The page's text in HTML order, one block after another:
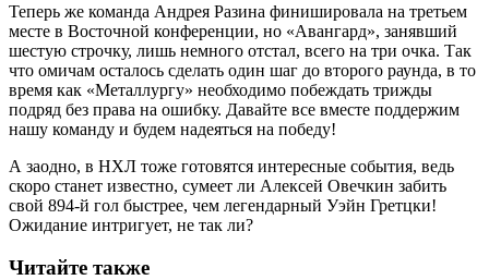
Теперь же команда Андрея Разина финишировала на третьем
месте в Восточной конференции, но «Авангард», занявший
шестую строчку, лишь немного отстал, всего на три очка. Так
что омичам осталось сделать один шаг до второго раунда, в то
время как «Металлургу» необходимо побеждать трижды
подряд без права на ошибку. Давайте все вместе поддержим
нашу команду и будем надеяться на победу!
А заодно, в НХЛ тоже готовятся интересные события, ведь
скоро станет известно, сумеет ли Алексей Овечкин забить
свой 894-й гол быстрее, чем легендарный Уэйн Гретцки!
Ожидание интригует, не так ли?
Читайте также